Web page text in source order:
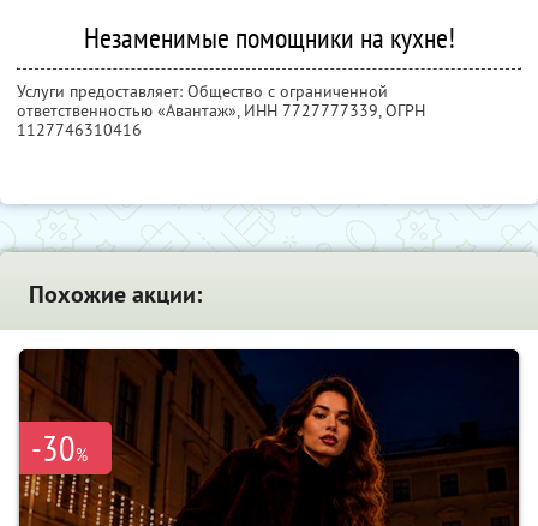
Незаменимые помощники на кухне!
Услуги предоставляет: Общество с ограниченной
ответственностью «Авантаж», ИНН 7727777339, ОГРН
1127746310416
Похожие акции:
-30%